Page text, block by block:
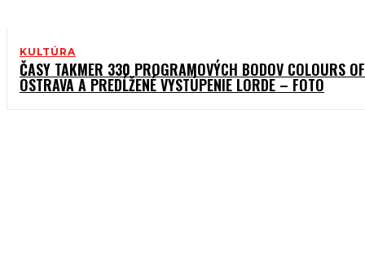
KULTÚRA
ČASY TAKMER 330 PROGRAMOVÝCH BODOV COLOURS OF
OSTRAVA A PREDĹŽENÉ VYSTÚPENIE LORDE – FOTO